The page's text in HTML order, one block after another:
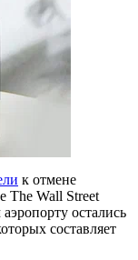
к отмене
The Wall Street
остались
составляет